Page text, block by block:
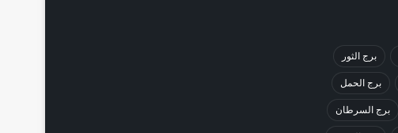
برج الثور
برج الحمل
برج السرطان